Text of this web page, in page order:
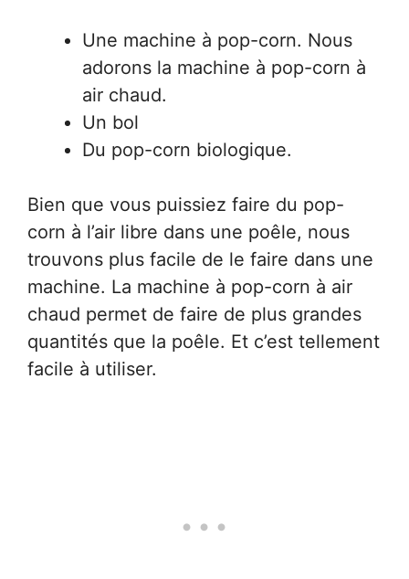
Une machine à pop-corn. Nous
adorons la machine à pop-corn à
air chaud.
Un bol
Du pop-corn biologique.
Bien que vous puissiez faire du pop-
corn à l’air libre dans une poêle, nous
trouvons plus facile de le faire dans une
machine. La machine à pop-corn à air
chaud permet de faire de plus grandes
quantités que la poêle. Et c’est tellement
facile à utiliser.